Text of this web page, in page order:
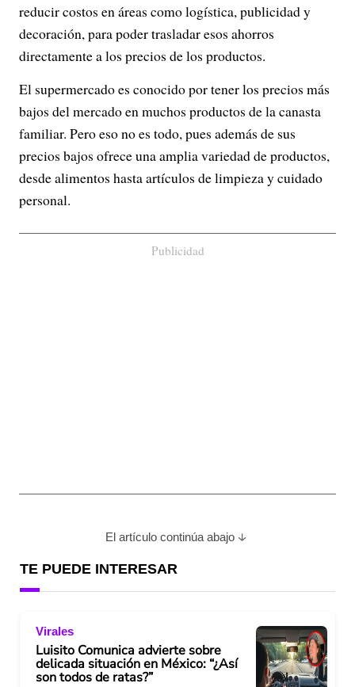
reducir costos en áreas como logística, publicidad y
decoración, para poder trasladar esos ahorros
directamente a los precios de los productos.
El supermercado es conocido por tener los precios más
bajos del mercado en muchos productos de la canasta
familiar. Pero eso no es todo, pues además de sus
precios bajos ofrece una amplia variedad de productos,
desde alimentos hasta artículos de limpieza y cuidado
personal.
Publicidad
El artículo continúa abajo
TE PUEDE INTERESAR
Virales
Luisito Comunica advierte sobre
delicada situación en México: “¿Así
son todos de ratas?”